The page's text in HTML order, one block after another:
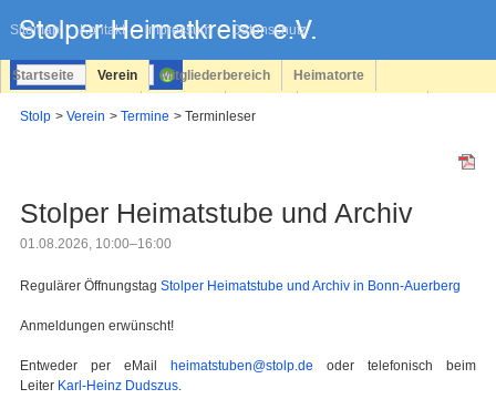
Sitemap Kontakt Impressum Datenschutz
überspringen
Startseite Verein Mitgliederbereich Heimatorte
Stolp Verein Termine Terminleser
Stolper Heimatstube und Archiv
01.08.2026, 10:00–16:00
Regulärer Öffnungstag Stolper Heimatstube und Archiv in Bonn-Auerberg
Anmeldungen erwünscht!
Entweder per eMail heimatstuben@stolp.de oder telefonisch beim
Leiter Karl-Heinz Dudszus.